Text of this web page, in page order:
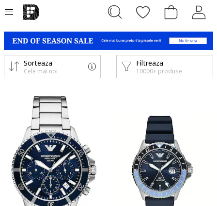
Filtreaza
10000+ produse
Sorteaza
Cele mai noi